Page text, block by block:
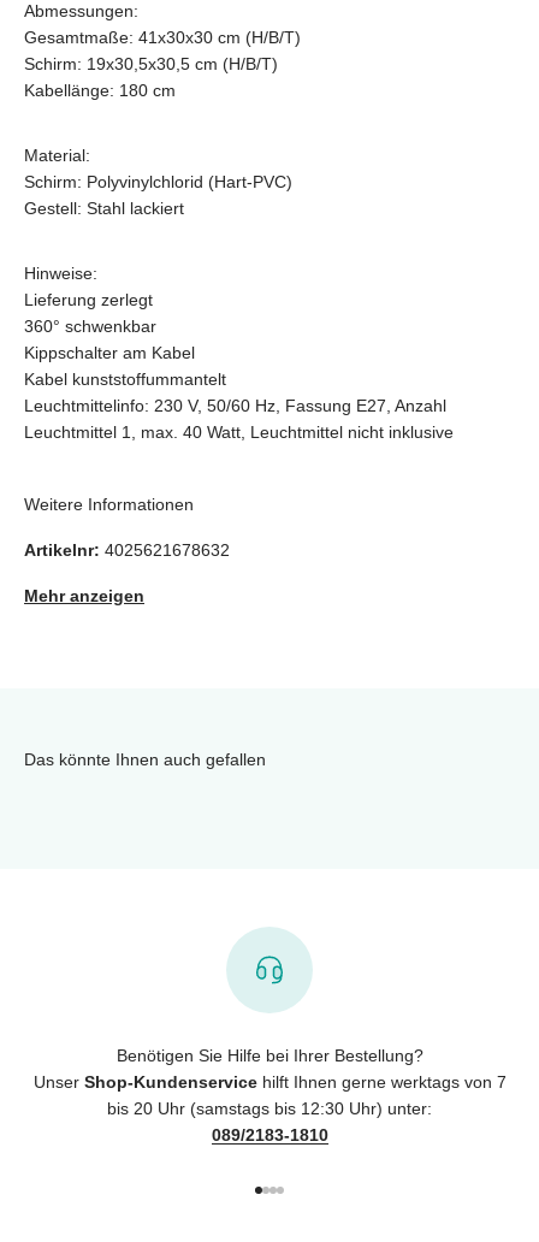
Abmessungen:
Gesamtmaße: 41x30x30 cm (H/B/T)
Schirm: 19x30,5x30,5 cm (H/B/T)
Kabellänge: 180 cm
Material:
Schirm: Polyvinylchlorid (Hart-PVC)
Gestell: Stahl lackiert
Hinweise:
Lieferung zerlegt
360° schwenkbar
Kippschalter am Kabel
Kabel kunststoffummantelt
Leuchtmittelinfo: 230 V, 50/60 Hz, Fassung E27, Anzahl
Leuchtmittel 1, max. 40 Watt, Leuchtmittel nicht inklusive
Weitere Informationen
Artikelnr: 4025621678632
Mehr anzeigen
Das könnte Ihnen auch gefallen
Benötigen Sie Hilfe bei Ihrer Bestellung?
Unser Shop-Kundenservicehilft Ihnen gerne werktags von 7
bis 20 Uhr (samstags bis 12:30 Uhr) unter:
089/2183-1810